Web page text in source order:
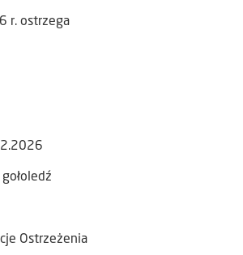
r. ostrzega
Ostrzeżenia